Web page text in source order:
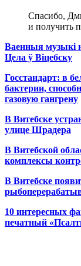
Спасибо,
и получить
Ваенныя музыкі
Цела ў Віцебску
Госстандарт: в
бактерии,
газовую гангрену
В Витебске
улице Шрадера
В Витебской
комплексы
В Витебске
10 интересных
печатный